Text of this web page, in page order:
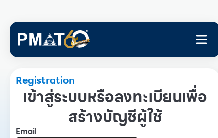
Registration
เข้าสู่ระบบหรือลงทะเบียนเพื่อ
สร้างบัญชีผู้ใช้
Email